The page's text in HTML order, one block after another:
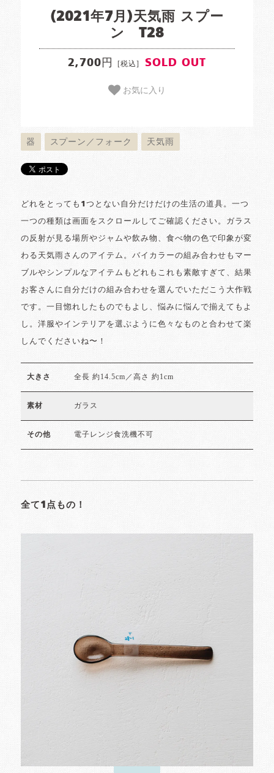
(2021年7月)天気雨 スプー
ン T28
2,700円 [税込] SOLD OUT
お気に入り
器 スプーン／フォーク 天気雨
どれをとっても1つとない自分だけだけの生活の道具。一つ
一つの種類は画面をスクロールしてご確認ください。ガラス
の反射が見る場所やジャムや飲み物、食べ物の色で印象が変
わる天気雨さんのアイテム。バイカラーの組み合わせもマー
ブルやシンプルなアイテムもどれもこれも素敵すぎて、結果
お客さんに自分だけの組み合わせを選んでいただこう大作戦
です。一目惚れしたものでもよし、悩みに悩んで揃えてもよ
し。洋服やインテリアを選ぶように色々なものと合わせて楽
しんでくださいね〜！
大きさ 全長 約14.5cm／高さ 約1cm
素材 ガラス
その他 電子レンジ食洗機不可
全て1点もの！